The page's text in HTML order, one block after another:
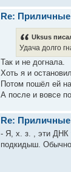
Re:
Uksus
Удача долго
Так и не догнала.
Хоть я и
Потом пошёл ей
А после и вовсе
Re:
- Я, х. з. , эти ДНК
подкидыш.